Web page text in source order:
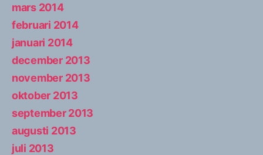
mars 2014
februari 2014
januari 2014
december 2013
november 2013
oktober 2013
september 2013
augusti 2013
juli 2013